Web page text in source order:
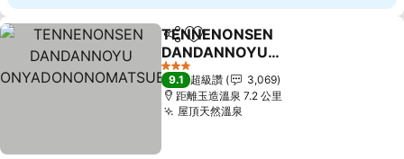
分享 加入我的最愛
TENNENONSEN
DANDANNOYU
ONYADONONOMATSUE
3 星級
9.1 超級讚
3,069
距離玉造溫泉 7.2 公里
屋頂天然溫泉